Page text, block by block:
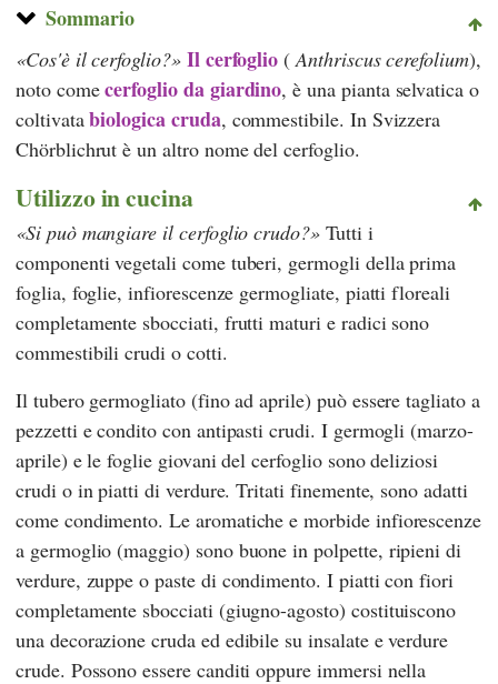
Sommario
Cos'è il cerfoglio? Il cerfoglio (Anthriscus cerefolium),
noto comecerfoglio da giardino, è una pianta selvatica o
coltivatabiologicacruda, commestibile. In Svizzera
Chörblichrut è un altro nome del cerfoglio.
Utilizzo in cucina
Si può mangiare il cerfoglio crudo? Tutti i
componenti vegetali come tuberi, germogli della prima
foglia, foglie, infiorescenze germogliate, piatti floreali
completamente sbocciati, frutti maturi e radici sono
commestibili crudi o cotti.
Il tubero germogliato (fino ad aprile) può essere tagliato a
pezzetti e condito con antipasti crudi. I germogli (marzo-
aprile) e le foglie giovani del cerfoglio sono deliziosi
crudi o in piatti di verdure. Tritati finemente, sono adatti
come condimento. Le aromatiche e morbide infiorescenze
a germoglio (maggio) sono buone in polpette, ripieni di
verdure, zuppe o paste di condimento. I piatti con fiori
completamente sbocciati (giugno-agosto) costituiscono
una decorazione cruda ed edibile su insalate e verdure
crude. Possono essere canditi oppure immersi nella